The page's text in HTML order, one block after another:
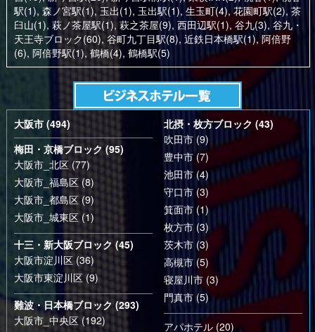
駅(1), 森ノ宮駅(1), 玉出(1), 玉出駅(1), 生玉町(4),花園町駅(2), 茶
臼山(1), 萩ノ茶屋駅(1), 萩之茶屋(9), 西田辺駅(1), 谷九(3), 谷九・
天王寺ブロック(60), 谷町九丁目駅(8), 近鉄日本橋駅(1),阿倍野
(6), 阿倍野駅(1), 鶴橋(4), 鶴橋駅(5)
大阪市 (494)
梅田・京橋ブロック (95)
大阪市_北区 (77)
大阪市_福島区 (8)
大阪市_都島区 (9)
大阪市_城東区 (1)
十三・新大阪ブロック (45)
大阪市淀川区 (36)
大阪市東淀川区 (9)
難波・日本橋ブロック (293)
大阪市_中央区 (192)
北摂・枚方ブロック (43)
吹田市 (9)
豊中市 (7)
池田市 (4)
守口市 (3)
箕面市 (1)
枚方市 (3)
茨木市 (3)
高槻市 (5)
寝屋川市 (3)
門真市 (5)
アパホテル (20)